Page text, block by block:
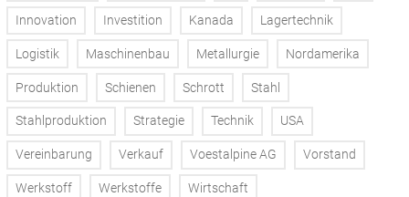
Innovation Investition Kanada Lagertechnik
Logistik Maschinenbau Metallurgie Nordamerika
Produktion Schienen Schrott Stahl
Stahlproduktion Strategie Technik USA
Vereinbarung Verkauf Voestalpine AG Vorstand
Werkstoff Werkstoffe Wirtschaft